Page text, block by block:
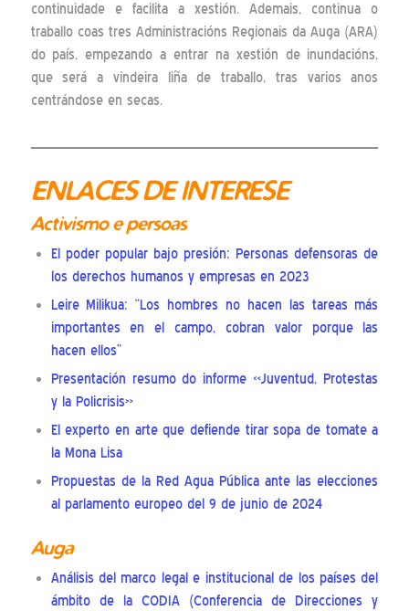
continuidade e facilita a xestión. Ademais, continua o
traballo coas tres Administracións Regionais da Auga (ARA)
do país, empezando a entrar na xestión de inundacións,
que será a vindeira liña de traballo, tras varios anos
centrándose en secas.
ENLACES DE INTERESE
Activismo e persoas
El poder popular bajo presión: Personas defensoras de
los derechos humanos y empresas en 2023
Leire Milikua: “Los hombres no hacen las tareas más
importantes en el campo, cobran valor porque las
hacen ellos”
Presentación resumo do informe «Juventud, Protestas
y la Policrisis»
El experto en arte que defiende tirar sopa de tomate a
la Mona Lisa
Propuestas de la Red Agua Pública ante las elecciones
al parlamento europeo del 9 de junio de 2024
Auga
Análisis del marco legal e institucional de los países del
ámbito de la CODIA (Conferencia de Direcciones y